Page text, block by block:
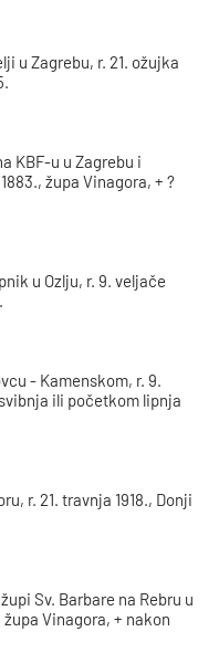
u Zagrebu, r. 21. ožujka
KBF-u u Zagrebu i
župa Vinagora, + ?
u Ozlju, r. 9. veljače
- Kamenskom, r. 9.
ili početkom lipnja
r. 21. travnja 1918., Donji
Sv. Barbare na Rebru u
župa Vinagora, + nakon